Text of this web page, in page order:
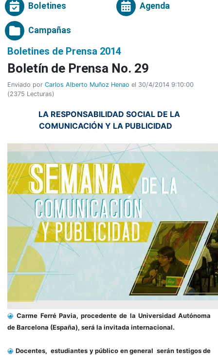
Boletines Agenda
Campañas
Boletines de Prensa 2014
Boletí­n de Prensa No. 29
Enviado por Carlos Alberto Muñoz Henao el 30/4/2014 9:10:00
(2375 Lecturas)
LA RESPONSABILIDAD SOCIAL DE LA
COMUNICACIÓN Y LA PUBLICIDAD
Carme Ferré Pavia, procedente de la Universidad Autónoma
de Barcelona (España), será la invitada internacional.
Docentes, estudiantes y público en general serán testigos de